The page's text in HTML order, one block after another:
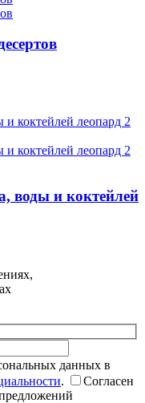
воды и коктейлей
данных в
.
Согласен